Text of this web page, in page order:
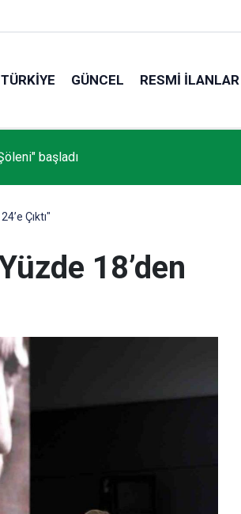
TÜRKIYE GÜNCEL RESMI İLANLAR
başladı
Çıktı"
18’den